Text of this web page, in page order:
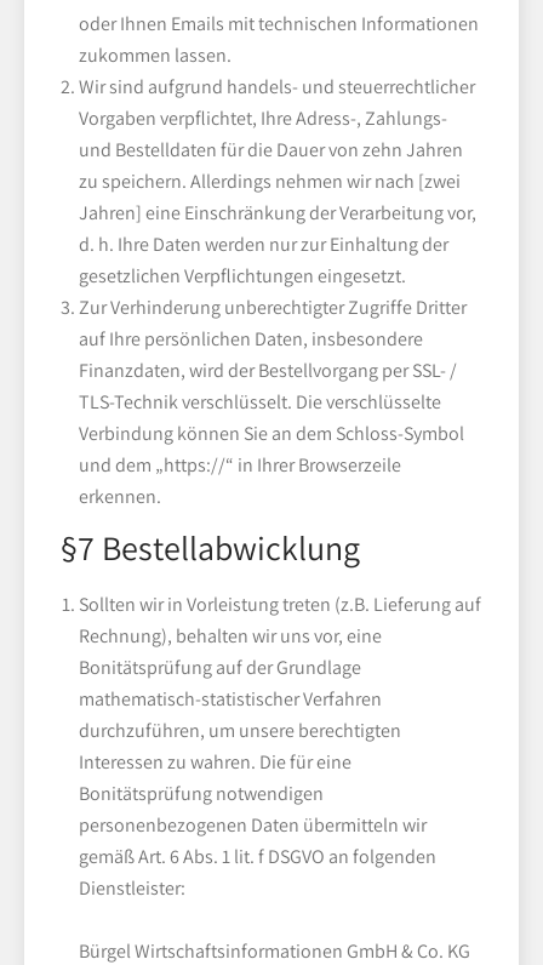
oder Ihnen Emails mit technischen Informationen
zukommen lassen.
Wir sind aufgrund handels- und steuerrechtlicher
Vorgaben verpflichtet, Ihre Adress-, Zahlungs-
und Bestelldaten für die Dauer von zehn Jahren
zu speichern. Allerdings nehmen wir nach [zwei
Jahren] eine Einschränkung der Verarbeitung vor,
d. h. Ihre Daten werden nur zur Einhaltung der
gesetzlichen Verpflichtungen eingesetzt.
Zur Verhinderung unberechtigter Zugriffe Dritter
auf Ihre persönlichen Daten, insbesondere
Finanzdaten, wird der Bestellvorgang per SSL- /
TLS-Technik verschlüsselt. Die verschlüsselte
Verbindung können Sie an dem Schloss-Symbol
und dem „https://“ in Ihrer Browserzeile
erkennen.
§7 Bestellabwicklung
Sollten wir in Vorleistung treten (z.B. Lieferung auf
Rechnung), behalten wir uns vor, eine
Bonitätsprüfung auf der Grundlage
mathematisch-statistischer Verfahren
durchzuführen, um unsere berechtigten
Interessen zu wahren. Die für eine
Bonitätsprüfung notwendigen
personenbezogenen Daten übermitteln wir
gemäß Art. 6 Abs. 1 lit. f DSGVO an folgenden
Dienstleister:
Bürgel Wirtschaftsinformationen GmbH & Co. KG